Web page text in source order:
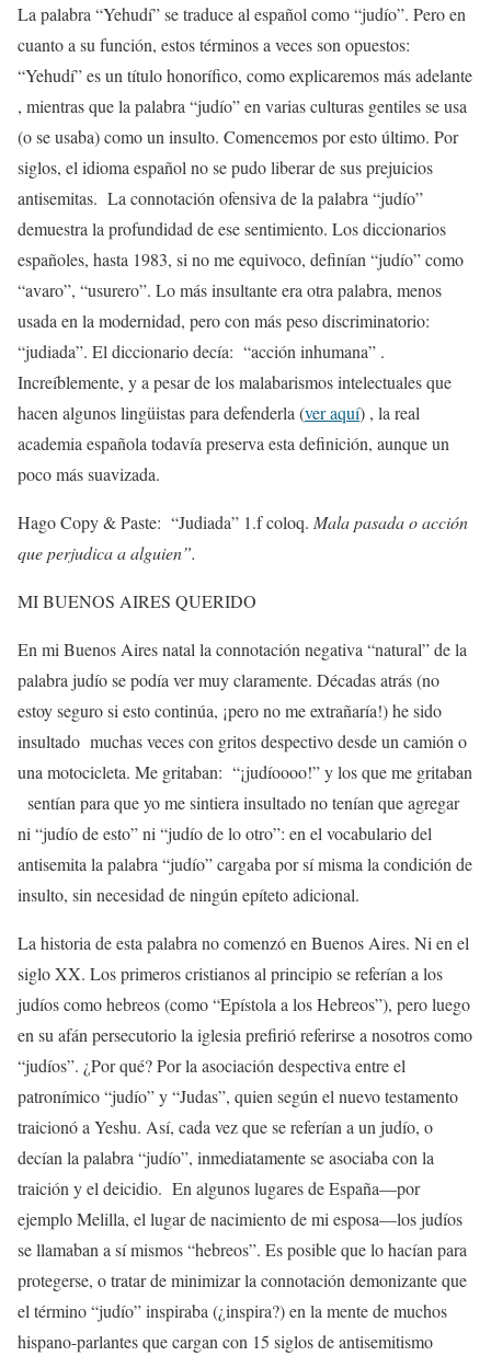
La palabra “Yehudí” se traduce al español como “judío”. Pero en
cuanto a su función, estos términos a veces son opuestos:
“Yehudí” es un título honorífico, como explicaremos más adelante
, mientras que la palabra “judío” en varias culturas gentiles se usa
(o se usaba) como un insulto. Comencemos por esto último. Por
siglos, el idioma español no se pudo liberar de sus prejuicios
antisemitas. La connotación ofensiva de la palabra “judío”
demuestra la profundidad de ese sentimiento. Los diccionarios
españoles, hasta 1983, si no me equivoco, definían “judío” como
“avaro”, “usurero”. Lo más insultante era otra palabra, menos
usada en la modernidad, pero con más peso discriminatorio:
“judiada”. El diccionario decía: “acción inhumana” .
Increíblemente, y a pesar de los malabarismos intelectuales que
hacen algunos lingüistas para defenderla (ver aquí) , la real
academia española todavía preserva esta definición, aunque un
poco más suavizada.
Hago Copy & Paste: “Judiada” 1.f coloq. Mala pasada o acción
que perjudica a alguien”.
MI BUENOS AIRES QUERIDO
En mi Buenos Aires natal la connotación negativa “natural” de la
palabra judío se podía ver muy claramente. Décadas atrás (no
estoy seguro si esto continúa, ¡pero no me extrañaría!) he sido
insultado muchas veces con gritos despectivo desde un camión o
una motocicleta. Me gritaban: “¡judíoooo!” y los que me gritaban
sentían para que yo me sintiera insultado no tenían que agregar
ni “judío de esto” ni “judío de lo otro”: en el vocabulario del
antisemita la palabra “judío” cargaba por sí misma la condición de
insulto, sin necesidad de ningún epíteto adicional.
La historia de esta palabra no comenzó en Buenos Aires. Ni en el
siglo XX. Los primeros cristianos al principio se referían a los
judíos como hebreos (como “Epístola a los Hebreos”), pero luego
en su afán persecutorio la iglesia prefirió referirse a nosotros como
“judíos”. ¿Por qué? Por la asociación despectiva entre el
patronímico “judío” y “Judas”, quien según el nuevo testamento
traicionó a Yeshu. Así, cada vez que se referían a un judío, o
decían la palabra “judío”, inmediatamente se asociaba con la
traición y el deicidio. En algunos lugares de España—por
ejemplo Melilla, el lugar de nacimiento de mi esposa—los judíos
se llamaban a sí mismos “hebreos”. Es posible que lo hacían para
protegerse, o tratar de minimizar la connotación demonizante que
el término “judío” inspiraba (¿inspira?) en la mente de muchos
hispano-parlantes que cargan con 15 siglos de antisemitismo